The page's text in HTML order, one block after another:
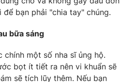
in và báo điện tử số 483/GP-BTTTT
Thủy
Thị Mỹ Hạnh, Phạm Quốc Thắng,
931 - 024.38 355 932
bạn phải "chia tay" chúng.
bữa sáng
chính một số nha sĩ ủng hộ.
bọt ít tiết ra nên vi khuẩn sẽ
sẽ tích lũy thêm. Nếu bạn